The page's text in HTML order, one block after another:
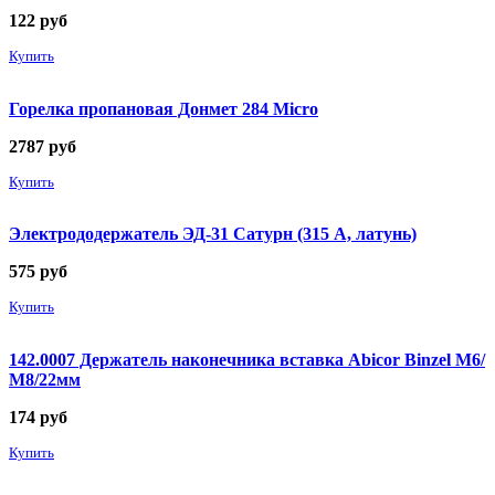
122 руб
Купить
Горелка пропановая Донмет 284 Micro
2787 руб
Купить
Электрододержатель ЭД-31 Сатурн (315 А, латунь)
575 руб
Купить
142.0007 Держатель наконечника вставка Abicor Binzel М6/
М8/22мм
174 руб
Купить